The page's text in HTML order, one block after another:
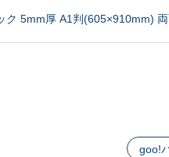
ク 5mm厚 A1判(605×910mm)
goo!